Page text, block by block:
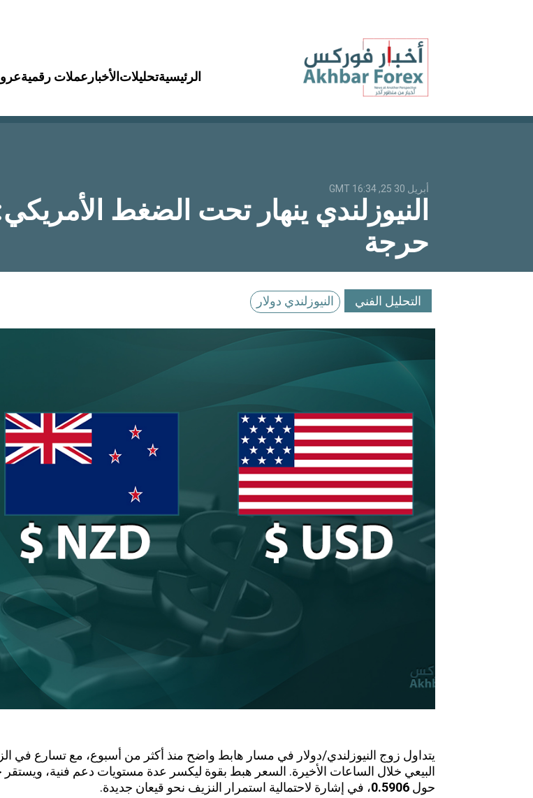
الرئيسيةتحليلات الأخبار عملات رقمية
أبريل 30 25, 16:34 GMT
النيوزلندي ينهار تحت الضغط
حرجة
التحليل الفني النيوزلندي دولار
يتداول زوج النيوزلندي/دولار في مسار هابط واضح منذ أكثر من أسبوع، مع تسارع في
البيعي خلال الساعات الأخيرة. السعر هبط بقوة ليكسر عدة مستويات دعم فنية، ويستقر
حول0.5906، في إشارة لاحتمالية استمرار النزيف نحو قيعان جديدة.